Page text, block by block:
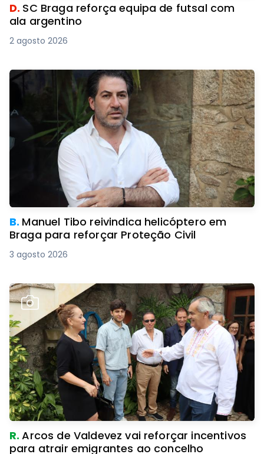
D. SC Braga reforça equipa de futsal com
ala argentino
2 agosto 2026
B. Manuel Tibo reivindica helicóptero em
Braga para reforçar Proteção Civil
3 agosto 2026
R.Arcos de Valdevez vai reforçar incentivos
para atrair emigrantes ao concelho